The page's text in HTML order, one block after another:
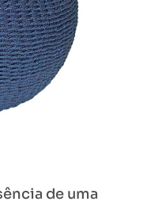
de uma